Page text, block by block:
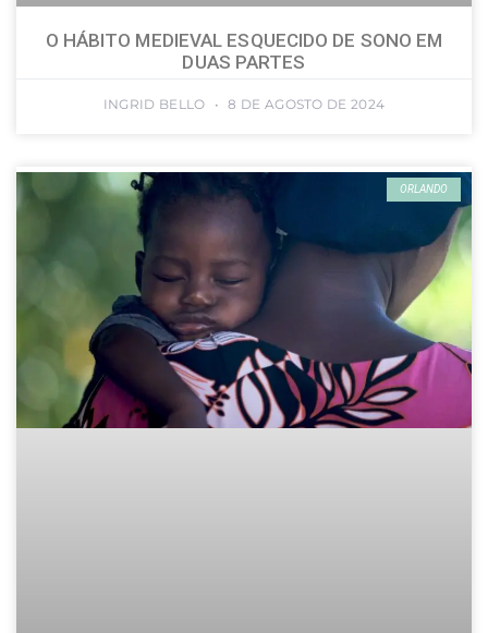
O HÁBITO MEDIEVAL ESQUECIDO DE SONO EM
DUAS PARTES
INGRID BELLO 8 DE AGOSTO DE 2024
ORLANDO